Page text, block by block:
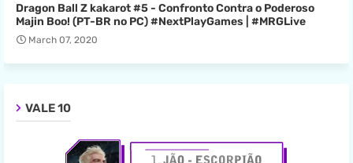
Dragon Ball Z kakarot #5 - Confronto Contra o Poderoso
Majin Boo! (PT-BR no PC) #NextPlayGames | #MRGLive
March 07, 2020
VALE 10